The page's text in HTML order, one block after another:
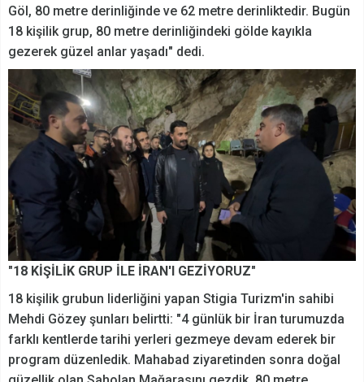
Göl, 80 metre derinliğinde ve 62 metre derinliktedir. Bugün
18 kişilik grup, 80 metre derinliğindeki gölde kayıkla
gezerek güzel anlar yaşadı" dedi.
"18 KİŞİLİK GRUP İLE İRAN'I GEZİYORUZ"
18 kişilik grubun liderliğini yapan Stigia Turizm'in sahibi
Mehdi Gözey şunları belirtti: "4 günlük bir İran turumuzda
farklı kentlerde tarihi yerleri gezmeye devam ederek bir
program düzenledik. Mahabad ziyaretinden sonra doğal